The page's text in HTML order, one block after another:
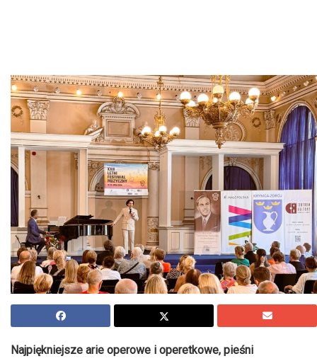
Najpiękniejsze arie operowe i operetkowe, pieśni